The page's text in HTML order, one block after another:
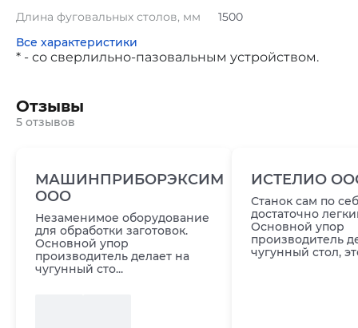
Длина фуговальных столов, мм
1500
Все характеристики
* - со сверлильно-пазовальным устройством.
Отзывы
5 отзывов
МАШИНПРИБОРЭКСИМ
ООО
Незаменимое оборудование
для обработки заготовок.
Основной упор
производитель делает на
чугунный сто...
ИСТЕЛИО
Станок сам по
достаточно
Основной упор
производитель
чугунный стол,